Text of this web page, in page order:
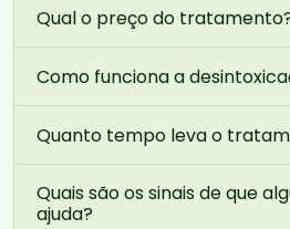
Qual o preço do
Como funciona a
Quanto tempo leva o
Quais são os sinais de que
ajuda?